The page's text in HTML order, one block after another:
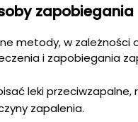
zapobiegania
metody, w zależności
i zapobiegania
leki przeciwzapalne,
zapalenia.